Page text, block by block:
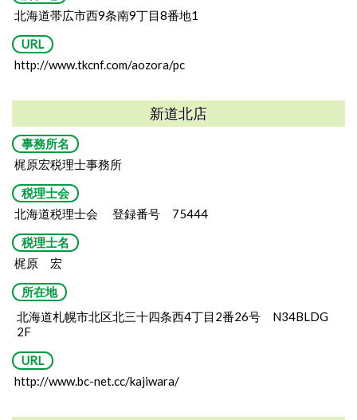
北海道帯広市西9条南9丁目8番地1
URL
http://www.tkcnf.com/aozora/pc
新道北店
事務所名
梶原宏税理士事務所
税理士会
北海道税理士会 登録番号 75444
税理士名
梶原 宏
所在地
北海道札幌市北区北三十四条西4丁目2番26号 N34BLDG
2F
URL
http://www.bc-net.cc/kajiwara/